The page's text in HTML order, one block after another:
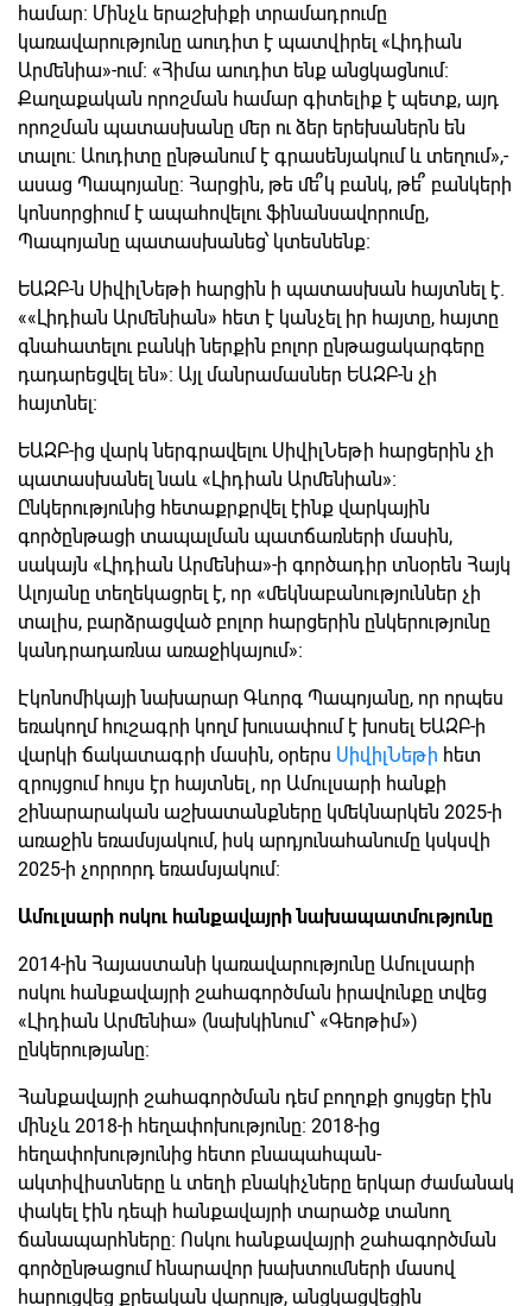
համար։ Մինչև երաշխիքի տրամադրումը
կառավարությունը աուդիտ է պատվիրել «Լիդիան
Արմենիա»-ում։ «Հիմա աուդիտ ենք անցկացնում։
Քաղաքական որոշման համար գիտելիք է պետք, այդ
որոշման պատասխանը մեր ու ձեր երեխաներն են
տալու։ Աուդիտը ընթանում է գրասենյակում և տեղում»,-
ասաց Պապոյանը։ Հարցին, թե մե՞կ բանկ, թե՞ բանկերի
կոնսորցիում է ապահովելու ֆինանսավորումը,
Պապոյանը պատասխանեց՝ կտեսնենք։
ԵԱԶԲ-ն ՍիվիլՆեթի հարցին ի պատասխան հայտնել է.
««Լիդիան Արմենիան» հետ է կանչել իր հայտը, հայտը
գնահատելու բանկի ներքին բոլոր ընթացակարգերը
դադարեցվել են»։ Այլ մանրամասներ ԵԱԶԲ-ն չի
հայտնել։
ԵԱԶԲ-ից վարկ ներգրավելու ՍիվիլՆեթի հարցերին չի
պատասխանել նաև «Լիդիան Արմենիան»։
Ընկերությունից հետաքրքրվել էինք վարկային
գործընթացի տապալման պատճառների մասին,
սակայն «Լիդիան Արմենիա»-ի գործադիր տնօրեն Հայկ
Ալոյանը տեղեկացրել է, որ «մեկնաբանություններ չի
տալիս, բարձրացված բոլոր հարցերին ընկերությունը
կանդրադառնա առաջիկայում»։
Էկոնոմիկայի նախարար Գևորգ Պապոյանը, որ որպես
եռակողմ հուշագրի կողմ խուսափում է խոսել ԵԱԶԲ-ի
վարկի ճակատագրի մասին, օրերս ՍիվիլՆեթի հետ
զրույցում հույս էր հայտնել, որ Ամուլսարի հանքի
շինարարական աշխատանքները կմեկնարկեն 2025-ի
առաջին եռամսյակում, իսկ արդյունահանումը կսկսվի
2025-ի չորրորդ եռամսյակում։
Ամուլսարի ոսկու հանքավայրի նախապատմությունը
2014-ին Հայաստանի կառավարությունը Ամուլսարի
ոսկու հանքավայրի շահագործման իրավունքը տվեց
«Լիդիան Արմենիա» (նախկինում՝ «Գեոթիմ»)
ընկերությանը։
Հանքավայրի շահագործման դեմ բողոքի ցույցեր էին
մինչև 2018-ի հեղափոխությունը։ 2018-ից
հեղափոխությունից հետո բնապահպան-
ակտիվիստները և տեղի բնակիչները երկար ժամանակ
փակել էին դեպի հանքավայրի տարածք տանող
ճանապարհները։ Ոսկու հանքավայրի շահագործման
գործընթացում հնարավոր խախտումների մասով
հարուցվեց քրեական վարույթ, անցկացվեցին